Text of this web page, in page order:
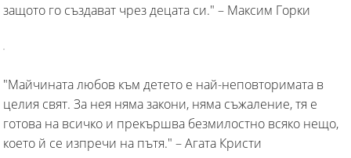
защото го създават чрез децата си." – Максим Горки
"Майчината любов към детето е най-неповторимата в
целия свят. За нея няма закони, няма съжаление, тя е
готова на всичко и прекършва безмилостно всяко нещо,
което й се изпречи на пътя." – Агата Кристи